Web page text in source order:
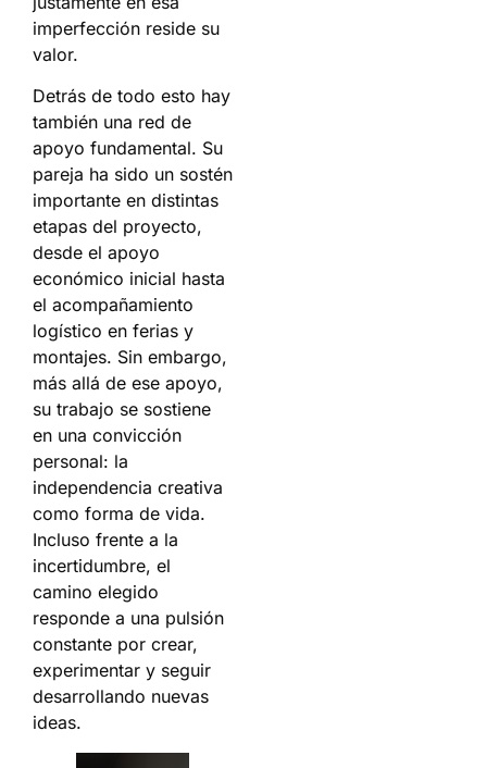
imperfección reside su
valor.
Detrás de todo esto hay
también una red de
apoyo fundamental. Su
pareja ha sido un sostén
importante en distintas
etapas del proyecto,
desde el apoyo
económico inicial hasta
el acompañamiento
logístico en ferias y
montajes. Sin embargo,
más allá de ese apoyo,
su trabajo se sostiene
en una convicción
personal: la
independencia creativa
como forma de vida.
Incluso frente a la
incertidumbre, el
camino elegido
responde a una pulsión
constante por crear,
experimentar y seguir
desarrollando nuevas
ideas.